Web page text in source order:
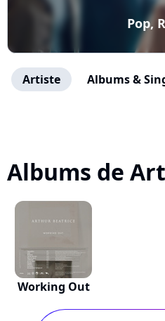
Pop,
Artiste Albums &
Albums de
Working Out